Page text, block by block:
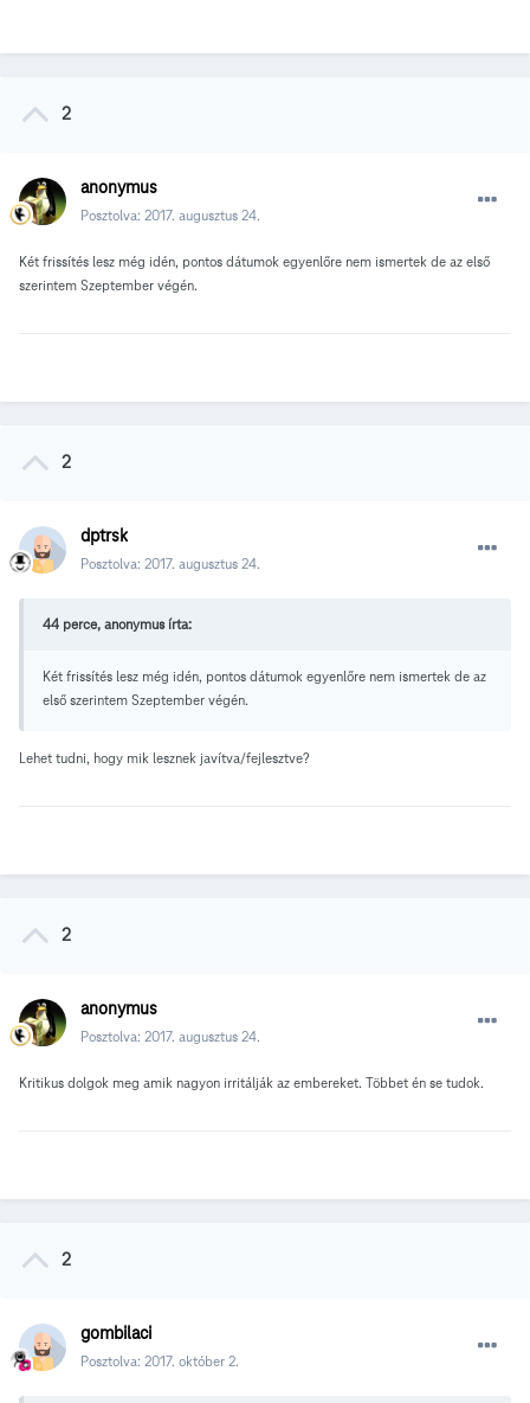
2
anonymus
Posztolva: 2017. augusztus 24.
Két frissítés lesz még idén, pontos dátumok egyenlőre nem ismertek de az első
szerintem Szeptember végén.
2
dptrsk
Posztolva: 2017. augusztus 24.
44 perce, anonymus írta:
Két frissítés lesz még idén, pontos dátumok egyenlőre nem ismertek de az
első szerintem Szeptember végén.
Lehet tudni, hogy mik lesznek javítva/fejlesztve?
2
anonymus
Posztolva: 2017. augusztus 24.
Kritikus dolgok meg amik nagyon irritálják az embereket. Többet én se tudok.
2
gombilaci
Posztolva: 2017. október 2.